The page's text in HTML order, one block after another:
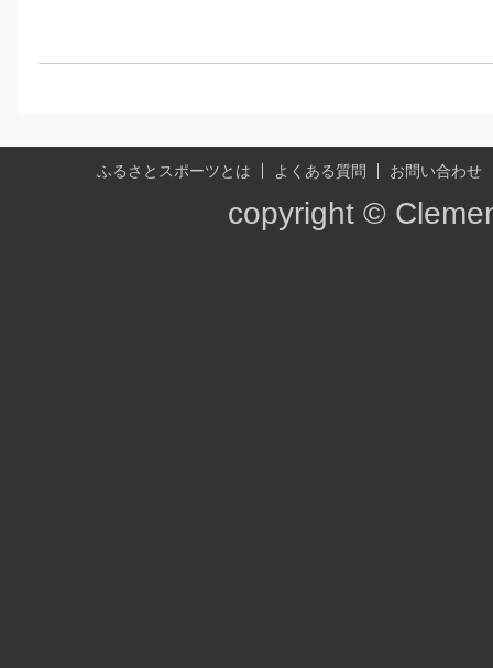
ふるさとスポーツとは よくある質問 お問い合わせ
copyright ©